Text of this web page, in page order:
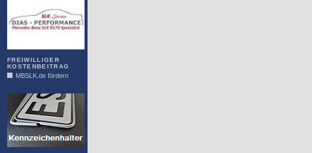
FREIWILLIGER
KOSTENBEITRAG
MBSLK.de fördern